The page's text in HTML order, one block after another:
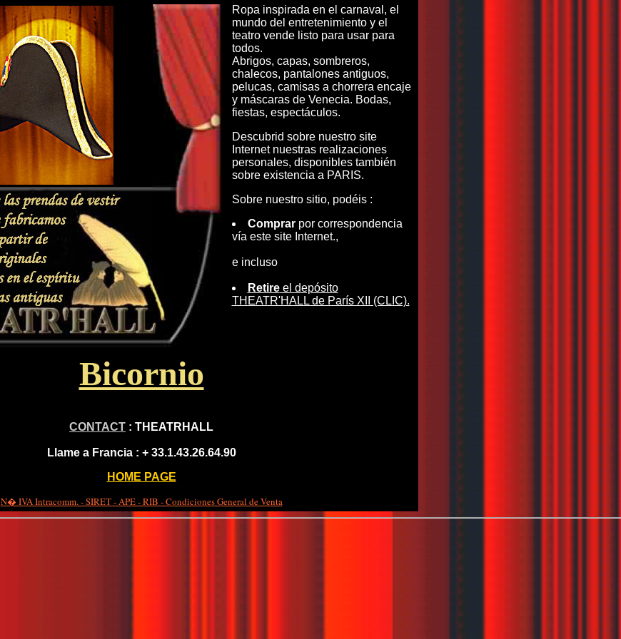
Ropa inspirada en el carnaval, el
mundo del entretenimiento y el
teatro vende listo para usar para
todos.
Abrigos, capas, sombreros,
chalecos, pantalones antiguos,
pelucas, camisas a chorrera encaje
y máscaras de Venecia. Bodas,
fiestas, espectáculos.
Descubrid sobre nuestro site
Internet nuestras realizaciones
personales, disponibles también
sobre existencia a PARIS.
Sobre nuestro sitio, podéis :
Comprarpor correspondencia
vía este site Internet.,
e incluso
Retireel depósito
THEATR'HALL de París XII (CLIC).
Bicornio
CONTACT : THEATRHALL
Llame a Francia : + 33.1.43.26.64.90
HOME PAGE
N� IVA Intracomm. - SIRET - APE - RIB - Condiciones General de Venta